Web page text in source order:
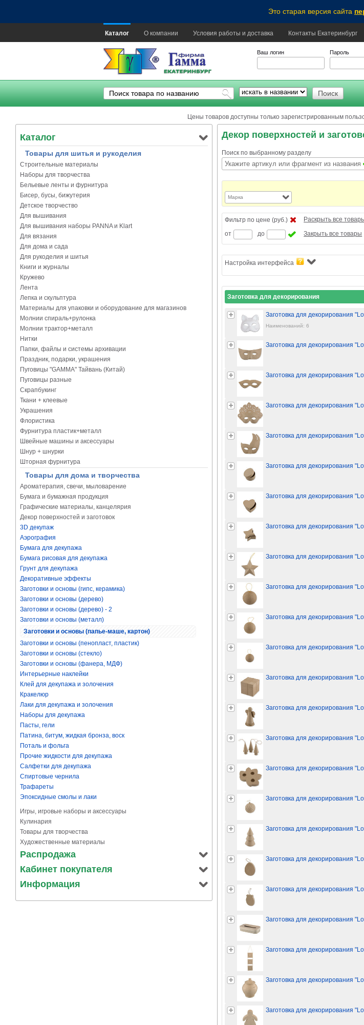
Это старая версия сайта
Каталог О компании Условия работы и доставка Контакты Екатеринбург
Ваш логин Пароль
Цены товаров доступны только зарегистрированным
Каталог
Товары для шитья и рукоделия
Строительные материалы
Наборы для творчества
Бельевые ленты и фурнитура
Бисер, бусы, бижутерия
Детское творчество
Для вышивания
Для вышивания наборы PANNA и Klart
Для вязания
Для дома и сада
Для рукоделия и шитья
Книги и журналы
Кружево
Лента
Лепка и скульптура
Материалы для упаковки и оборудование для магазинов
Молнии спираль+рулонка
Молнии трактор+металл
Нитки
Папки, файлы и системы архивации
Праздник, подарки, украшения
Пуговицы "GAMMA" Тайвань (Китай)
Пуговицы разные
Скрапбукинг
Ткани + клеевые
Украшения
Флористика
Фурнитура пластик+металл
Швейные машины и аксессуары
Шнур + шнурки
Шторная фурнитура
Товары для дома и творчества
Ароматерапия, свечи, мыловарение
Бумага и бумажная продукция
Графические материалы, канцелярия
Декор поверхностей и заготовок
3D декупаж
Аэрография
Бумага для декупажа
Бумага рисовая для декупажа
Грунт для декупажа
Декоративные эффекты
Заготовки и основы (гипс, керамика)
Заготовки и основы (дерево)
Заготовки и основы (дерево) - 2
Заготовки и основы (металл)
Заготовки и основы (папье-маше, картон)
Заготовки и основы (пенопласт, пластик)
Заготовки и основы (стекло)
Заготовки и основы (фанера, МДФ)
Интерьерные наклейки
Клей для декупажа и золочения
Кракелюр
Лаки для декупажа и золочения
Наборы для декупажа
Пасты, гели
Патина, битум, жидкая бронза, воск
Поталь и фольга
Прочие жидкости для декупажа
Салфетки для декупажа
Спиртовые чернила
Трафареты
Эпоксидные смолы и лаки
Игры, игровые наборы и аксессуары
Кулинария
Товары для творчества
Художественные материалы
Распродажа
Кабинет покупателя
Информация
Декор поверхностей и
Поиск по выбранному разделу
Марка
Фильтр по цене (руб.)
от
до
Раскрыть все
Закрыть все товары
Настройка интерфейса
Заготовка для декорирования
Заготовка для декорирования
Наименований: 6
Заготовка для декорирования
Заготовка для декорирования
Заготовка для декорирования
Заготовка для декорирования
Заготовка для декорирования
Заготовка для декорирования
Заготовка для декорирования
Заготовка для декорирования
Заготовка для декорирования
Заготовка для декорирования
Заготовка для декорирования
Заготовка для декорирования
Заготовка для декорирования
Заготовка для декорирования
Заготовка для декорирования
Заготовка для декорирования
Заготовка для декорирования
Заготовка для декорирования
Заготовка для декорирования
Заготовка для декорирования
Заготовка для декорирования
Заготовка для декорирования
Заготовка для декорирования